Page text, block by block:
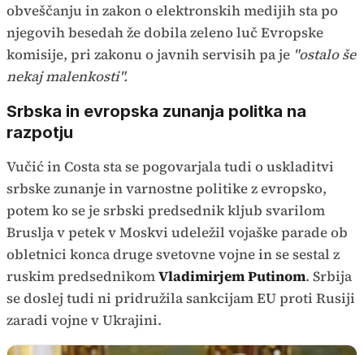
obveščanju in zakon o elektronskih medijih sta po
njegovih besedah že dobila zeleno luč Evropske
komisije, pri zakonu o javnih servisih pa je "ostalo še
nekaj malenkosti".
Srbska in evropska zunanja politka na
razpotju
Vučić in Costa sta se pogovarjala tudi o uskladitvi
srbske zunanje in varnostne politike z evropsko,
potem ko se je srbski predsednik kljub svarilom
Bruslja v petek v Moskvi udeležil vojaške parade ob
obletnici konca druge svetovne vojne in se sestal z
ruskim predsednikomVladimirjem Putinom. Srbija
se doslej tudi ni pridružila sankcijam EU proti Rusiji
zaradi vojne v Ukrajini.